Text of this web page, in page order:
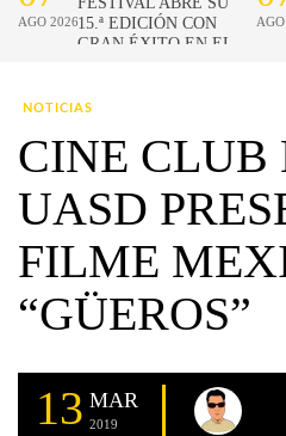
NOTICIAS
CINE CLUB
UASD
FILME
“GÜEROS”
13 MAR
2019